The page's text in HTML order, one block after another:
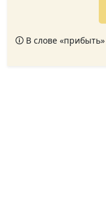
🛈 В слове